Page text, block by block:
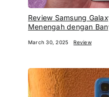
Review Samsung
Menengah dengan
March 30, 2025 Review